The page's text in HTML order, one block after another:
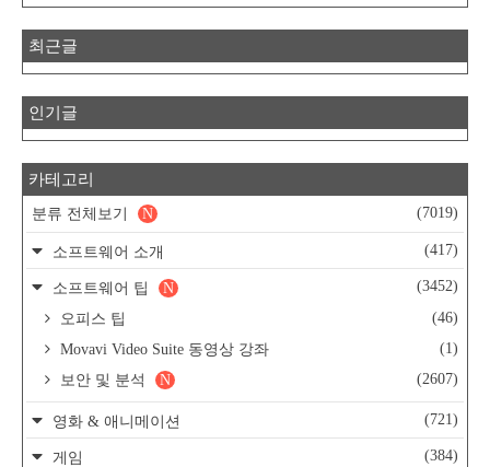
최근글
인기글
카테고리
분류 전체보기 (7019)
N
소프트웨어 소개 (417)
소프트웨어 팁 (3452)
N
오피스 팁
(46)
Movavi Video Suite 동영상 강좌
(1)
보안 및 분석
(2607)
N
영화 & 애니메이션 (721)
게임
(384)